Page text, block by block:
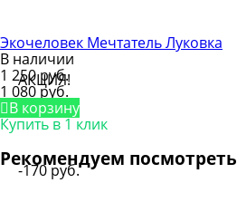
АКЦИЯ!
-170 руб.
Экочеловек Мечтатель Луковка
В наличии
1 250 руб.
1 080 руб.
В корзину
Купить в 1 клик
Рекомендуем посмотреть